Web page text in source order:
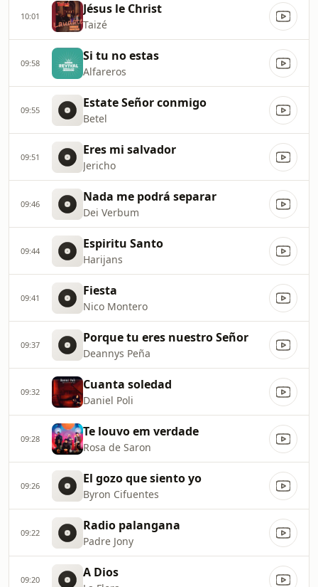
10:01 Jésus le Christ
Taizé
09:58 Si tu no estas
Alfareros
09:55 Estate Señor conmigo
Betel
09:51 Eres mi salvador
Jericho
09:46 Nada me podrá separar
Dei Verbum
09:44 Espiritu Santo
Harijans
09:41 Fiesta
Nico Montero
09:37 Porque tu eres nuestro Señor
Deannys Peña
09:32 Cuanta soledad
Daniel Poli
09:28 Te louvo em verdade
Rosa de Saron
09:26 El gozo que siento yo
Byron Cifuentes
09:22 Radio palangana
Padre Jony
09:20 A Dios